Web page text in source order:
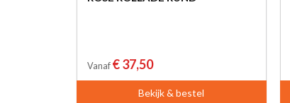
Vanaf € 37,50
Bekijk & bestel